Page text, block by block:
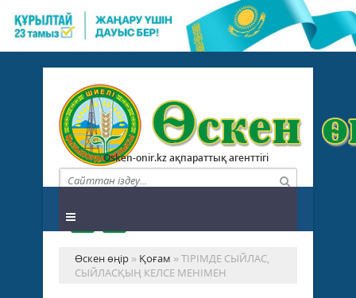
Osken-onir.kz ақпараттық агенттігі
Өскен өңір » Қоғам » ТІРІМДЕ СЫЙЛАС,
СЫЙЛАСҚЫҢ КЕЛСЕ МЕНІМЕН